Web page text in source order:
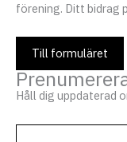
förening. Ditt bidrag
Till formuläret
Håll dig uppdaterad